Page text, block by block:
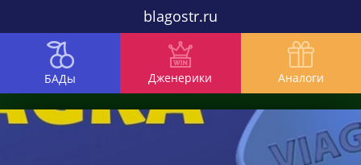
blagostr.ru
БАДы Дженерики Аналоги